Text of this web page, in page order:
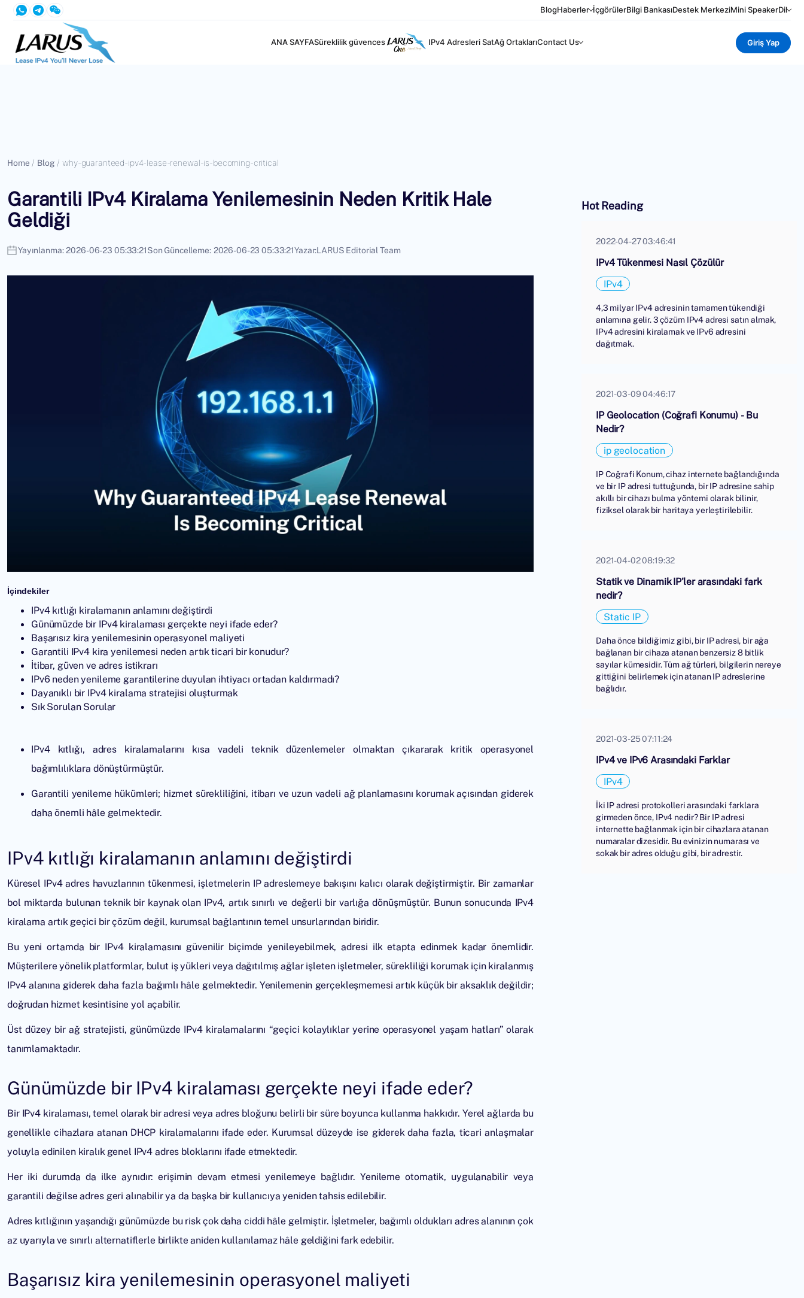
BlogHaberler İçgörülerBilgi BankasıDestek MerkeziMini SpeakerDil
ANA SAYFASüreklilik güvences IPv4 Adresleri SatAğ OrtaklarıContact Us Giriş Yap
Home / Blog /why-guaranteed-ipv4-lease-renewal-is-becoming-critical
Garantili IPv4 Kiralama Yenilemesinin Neden Kritik Hale
Geldiği
Yayınlanma: 2026-06-23 05:33:21Son Güncelleme: 2026-06-23 05:33:21Yazar:LARUS Editorial Team
İçindekiler
IPv4 kıtlığı kiralamanın anlamını değiştirdi
Günümüzde bir IPv4 kiralaması gerçekte neyi ifade eder?
Başarısız kira yenilemesinin operasyonel maliyeti
Garantili IPv4 kira yenilemesi neden artık ticari bir konudur?
İtibar, güven ve adres istikrarı
IPv6 neden yenileme garantilerine duyulan ihtiyacı ortadan kaldırmadı?
Dayanıklı bir IPv4 kiralama stratejisi oluşturmak
Sık Sorulan Sorular
IPv4 kıtlığı, adres kiralamalarını kısa vadeli teknik düzenlemeler olmaktan çıkararak kritik operasyonel
bağımlılıklara dönüştürmüştür.
Garantili yenileme hükümleri; hizmet sürekliliğini, itibarı ve uzun vadeli ağ planlamasını korumak açısından giderek
daha önemli hâle gelmektedir.
IPv4 kıtlığı kiralamanın anlamını değiştirdi
Küresel IPv4 adres havuzlarının tükenmesi, işletmelerin IP adreslemeye bakışını kalıcı olarak değiştirmiştir. Bir zamanlar
bol miktarda bulunan teknik bir kaynak olan IPv4, artık sınırlı ve değerli bir varlığa dönüşmüştür. Bunun sonucunda IPv4
kiralama artık geçici bir çözüm değil, kurumsal bağlantının temel unsurlarından biridir.
Bu yeni ortamda bir IPv4 kiralamasını güvenilir biçimde yenileyebilmek, adresi ilk etapta edinmek kadar önemlidir.
Müşterilere yönelik platformlar, bulut iş yükleri veya dağıtılmış ağlar işleten işletmeler, sürekliliği korumak için kiralanmış
IPv4 alanına giderek daha fazla bağımlı hâle gelmektedir. Yenilemenin gerçekleşmemesi artık küçük bir aksaklık değildir;
doğrudan hizmet kesintisine yol açabilir.
Üst düzey bir ağ stratejisti, günümüzde IPv4 kiralamalarını “geçici kolaylıklar yerine operasyonel yaşam hatları” olarak
tanımlamaktadır.
Günümüzde bir IPv4 kiralaması gerçekte neyi ifade eder?
Bir IPv4 kiralaması, temel olarak bir adresi veya adres bloğunu belirli bir süre boyunca kullanma hakkıdır. Yerel ağlarda bu
genellikle cihazlara atanan DHCP kiralamalarını ifade eder. Kurumsal düzeyde ise giderek daha fazla, ticari anlaşmalar
yoluyla edinilen kiralık genel IPv4 adres bloklarını ifade etmektedir.
Her iki durumda da ilke aynıdır: erişimin devam etmesi yenilemeye bağlıdır. Yenileme otomatik, uygulanabilir veya
garantili değilse adres geri alınabilir ya da başka bir kullanıcıya yeniden tahsis edilebilir.
Adres kıtlığının yaşandığı günümüzde bu risk çok daha ciddi hâle gelmiştir. İşletmeler, bağımlı oldukları adres alanının çok
az uyarıyla ve sınırlı alternatiflerle birlikte aniden kullanılamaz hâle geldiğini fark edebilir.
Başarısız kira yenilemesinin operasyonel maliyeti
Hot Reading
2022-04-27 03:46:41
IPv4 Tükenmesi Nasıl Çözülür
IPv4
4,3 milyar IPv4 adresinin tamamen tükendiği
anlamına gelir. 3 çözüm IPv4 adresi satın almak,
IPv4 adresini kiralamak ve IPv6 adresini
dağıtmak.
2021-03-09 04:46:17
IP Geolocation (Coğrafi Konumu) - Bu
Nedir?
ip geolocation
IP Coğrafi Konum, cihaz internete bağlandığında
ve bir IP adresi tuttuğunda, bir IP adresine sahip
akıllı bir cihazı bulma yöntemi olarak bilinir,
fiziksel olarak bir haritaya yerleştirilebilir.
2021-04-02 08:19:32
Statik ve Dinamik IP'ler arasındaki fark
nedir?
Static IP
Daha önce bildiğimiz gibi, bir IP adresi, bir ağa
bağlanan bir cihaza atanan benzersiz 8 bitlik
sayılar kümesidir. Tüm ağ türleri, bilgilerin nereye
gittiğini belirlemek için atanan IP adreslerine
bağlıdır.
2021-03-25 07:11:24
IPv4 ve IPv6 Arasındaki Farklar
IPv4
İki IP adresi protokolleri arasındaki farklara
girmeden önce, IPv4 nedir? Bir IP adresi
internette bağlanmak için bir cihazlara atanan
numaralar dizesidir. Bu evinizin numarası ve
sokak bir adres olduğu gibi, bir adrestir.